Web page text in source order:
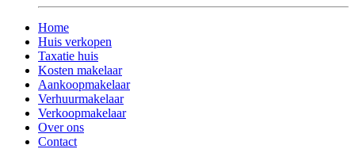
Home
Huis verkopen
Taxatie huis
Kosten makelaar
Aankoopmakelaar
Verhuurmakelaar
Verkoopmakelaar
Over ons
Contact